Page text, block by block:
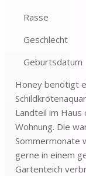
Rasse
Geschlecht
Geburtsdatum
Honey benötigt
Landteil im Haus
Wohnung. Die
Sommermonate
gerne in einem
Gartenteich